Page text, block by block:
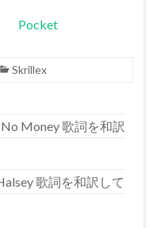
Pocket
Skrillex
Money 歌詞を和訳
歌詞を和訳して